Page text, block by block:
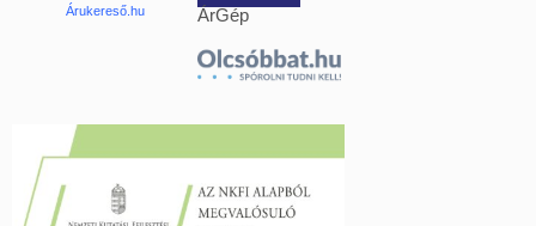
Árukereső.hu ÁrGép